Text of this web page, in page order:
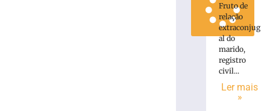
Fruto de
relação
extraconjug
al do
marido,
registro
civil...
Ler mais
»